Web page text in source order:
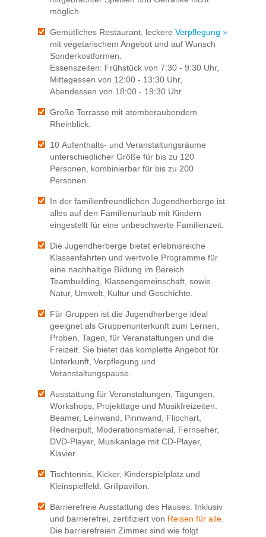
möglich.
Gemütliches Restaurant, leckere Verpflegung »
mit vegetarischem Angebot und auf Wunsch
Sonderkostformen.
Essenszeiten: Frühstück von 7:30 - 9:30 Uhr,
Mittagessen von 12:00 - 13:30 Uhr,
Abendessen von 18:00 - 19:30 Uhr.
Große Terrasse mit atemberaubendem
Rheinblick.
10 Aufenthalts- und Veranstaltungsräume
unterschiedlicher Größe für bis zu 120
Personen, kombinierbar für bis zu 200
Personen.
In der familienfreundlichen Jugendherberge ist
alles auf den Familienurlaub mit Kindern
eingestellt für eine unbeschwerte Familienzeit.
Die Jugendherberge bietet erlebnisreiche
Klassenfahrten und wertvolle Programme für
eine nachhaltige Bildung im Bereich
Teambuilding, Klassengemeinschaft, sowie
Natur, Umwelt, Kultur und Geschichte.
Für Gruppen ist die Jugendherberge ideal
geeignet als Gruppenunterkunft zum Lernen,
Proben, Tagen, für Veranstaltungen und die
Freizeit. Sie bietet das komplette Angebot für
Unterkunft, Verpflegung und
Veranstaltungspause.
Ausstattung für Veranstaltungen, Tagungen,
Workshops, Projekttage und Musikfreizeiten:
Beamer, Leinwand, Pinnwand, Flipchart,
Rednerpult, Moderationsmaterial, Fernseher,
DVD-Player, Musikanlage mit CD-Player,
Klavier.
Tischtennis, Kicker, Kinderspielplatz und
Kleinspielfeld, Grillpavillon.
Barrierefreie Ausstattung des Hauses. Inklusiv
und barrierefrei, zertifiziert von Reisen für alle.
Die barrierefreien Zimmer sind wie folgt